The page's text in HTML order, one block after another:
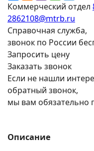
Коммерческий отдел
2862108@mtrb.ru
Справочная служба,
звонок по России
Запросить цену
Заказать звонок
Если не нашли
обратный звонок,
мы вам обязательно
Описание